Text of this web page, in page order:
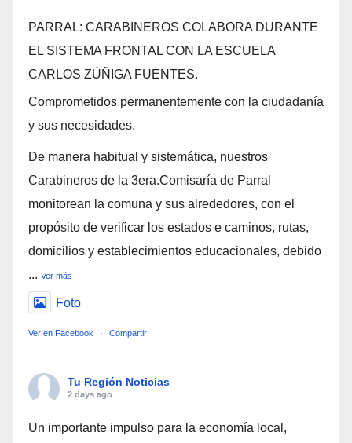
PARRAL: CARABINEROS COLABORA DURANTE
EL SISTEMA FRONTAL CON LA ESCUELA
CARLOS ZÚÑIGA FUENTES.
Comprometidos permanentemente con la ciudadanía
y sus necesidades.
De manera habitual y sistemática, nuestros
Carabineros de la 3era.Comisaría de Parral
monitorean la comuna y sus alrededores, con el
propósito de verificar los estados e caminos, rutas,
domicilios y establecimientos educacionales, debido
... Ver más
Foto
Ver en Facebook · Compartir
Tu Región Noticias
2 days ago
Un importante impulso para la economía local,